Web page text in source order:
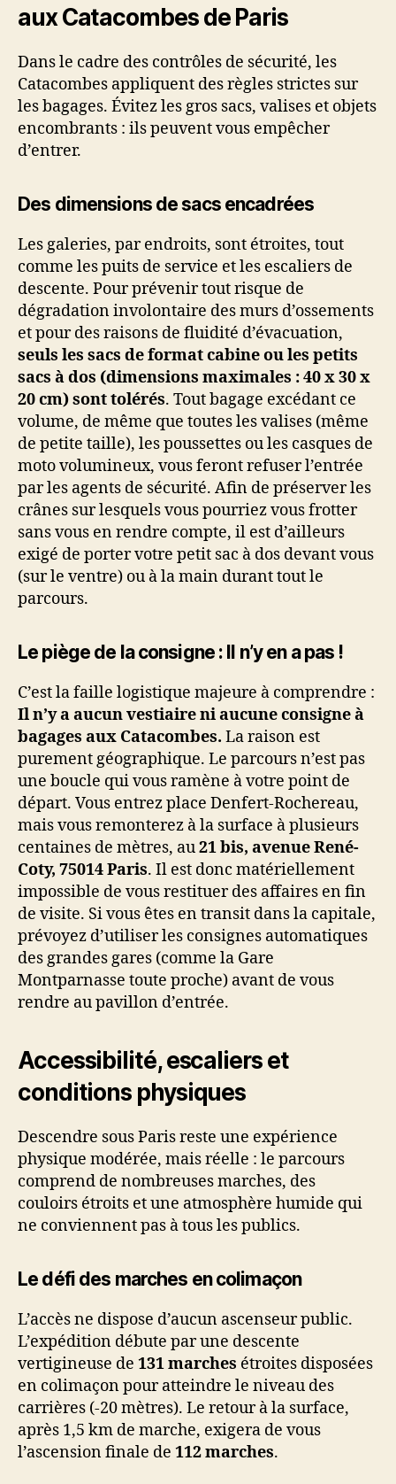
aux Catacombes de Paris
Dans le cadre des contrôles de sécurité, les
Catacombes appliquent des règles strictes sur
les bagages. Évitez les gros sacs, valises et objets
encombrants : ils peuvent vous empêcher
d’entrer.
Des dimensions de sacs encadrées
Les galeries, par endroits, sont étroites, tout
comme les puits de service et les escaliers de
descente. Pour prévenir tout risque de
dégradation involontaire des murs d’ossements
et pour des raisons de fluidité d’évacuation,
seuls les sacs de format cabine ou les petits
sacs à dos (dimensions maximales : 40 x 30 x
20 cm) sont tolérés. Tout bagage excédant ce
volume, de même que toutes les valises (même
de petite taille), les poussettes ou les casques de
moto volumineux, vous feront refuser l’entrée
par les agents de sécurité. Afin de préserver les
crânes sur lesquels vous pourriez vous frotter
sans vous en rendre compte, il est d’ailleurs
exigé de porter votre petit sac à dos devant vous
(sur le ventre) ou à la main durant tout le
parcours.
Le piège de la consigne : Il n’y en a pas !
C’est la faille logistique majeure à comprendre :
Il n’y a aucun vestiaire ni aucune consigne à
bagages aux Catacombes. La raison est
purement géographique. Le parcours n’est pas
une boucle qui vous ramène à votre point de
départ. Vous entrez place Denfert-Rochereau,
mais vous remonterez à la surface à plusieurs
centaines de mètres, au21 bis, avenue René-
Coty, 75014 Paris. Il est donc matériellement
impossible de vous restituer des affaires en fin
de visite. Si vous êtes en transit dans la capitale,
prévoyez d’utiliser les consignes automatiques
des grandes gares (comme la Gare
Montparnasse toute proche) avant de vous
rendre au pavillon d’entrée.
Accessibilité, escaliers et
conditions physiques
Descendre sous Paris reste une expérience
physique modérée, mais réelle : le parcours
comprend de nombreuses marches, des
couloirs étroits et une atmosphère humide qui
ne conviennent pas à tous les publics.
Le défi des marches en colimaçon
L’accès ne dispose d’aucun ascenseur public.
L’expédition débute par une descente
vertigineuse de 131 marches étroites disposées
en colimaçon pour atteindre le niveau des
carrières (-20 mètres). Le retour à la surface,
après 1,5 km de marche, exigera de vous
l’ascension finale de 112 marches.